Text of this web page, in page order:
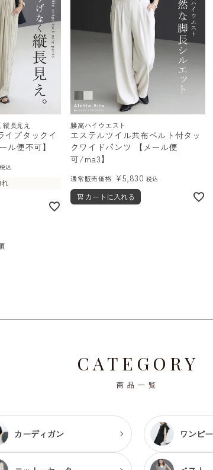
長見え
イプタックイ
ル便不可】
税込
腰高ハイウエスト
エステルツイル共布ベルト付タッ
クワイドパンツ 【メール便
可/ma3】
通常販売価格 ¥5,830 税込
カートに入れる
CATEGORY
商品一覧
カーディガン ワンピ